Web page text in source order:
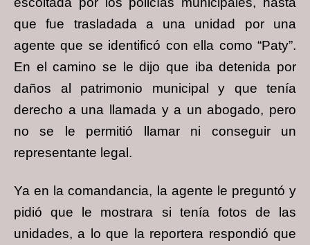
que fue trasladada a una unidad por una
agente que se identificó con ella como “Paty”.
En el camino se le dijo que iba detenida por
daños al patrimonio municipal y que tenía
derecho a una llamada y a un abogado, pero
no se le permitió llamar ni conseguir un
representante legal.
Ya en la comandancia, la agente le preguntó y
pidió que le mostrara si tenía fotos de las
unidades, a lo que la reportera respondió que